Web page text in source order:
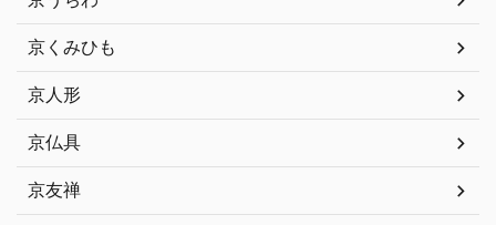
京くみひも
京人形
京仏具
京友禅